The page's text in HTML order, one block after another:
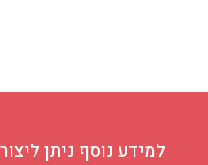
למידע נוסף ניתן